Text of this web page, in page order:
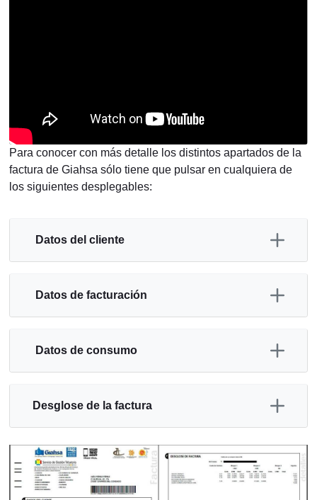
Para conocer con más detalle los distintos apartados de la
factura de Giahsa sólo tiene que pulsar en cualquiera de
los siguientes desplegables:
Datos del cliente
Datos de facturación
Datos de consumo
Desglose de la factura